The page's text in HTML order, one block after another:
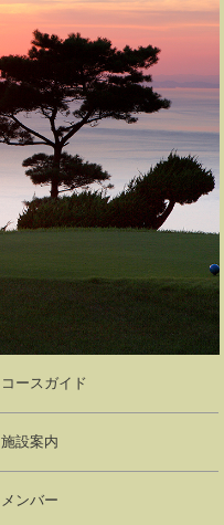
コースガイド
施設案内
メンバー